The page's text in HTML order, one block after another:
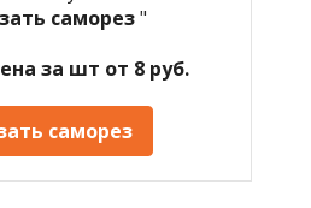
саморез"
за шт от 8 руб.
саморез